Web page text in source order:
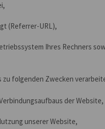
(Referrer-URL),
Ihres Rechners
zu folgenden Zwecken
der Website,
unserer Website,